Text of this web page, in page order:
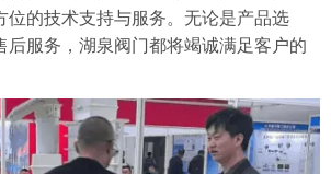
位的技术支持与服务。无论是产品选
后服务，湖泉阀门都将竭诚满足客户的